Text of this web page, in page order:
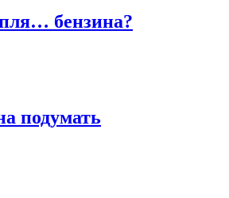
бензина?
подумать